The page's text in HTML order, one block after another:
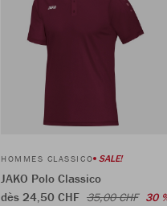
HOMMES CLASSICO SALE!
JAKO Polo Classico
dès 24,50 CHF 35,00 CHF 30